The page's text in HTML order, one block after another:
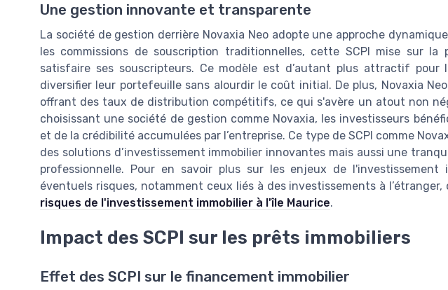
Une gestion innovante et transparente
La société de gestion derrière Novaxia Neo adopte une approche
les commissions de souscription traditionnelles, cette SCPI mise sur la
satisfaire ses souscripteurs. Ce modèle est d’autant plus attractif pour
diversifier leur portefeuille sans alourdir le coût initial. De plus, Novaxia
offrant des taux de distribution compétitifs, ce qui s'avère un atout non
choisissant une société de gestion comme Novaxia, les investisseurs
et de la crédibilité accumulées par l’entreprise. Ce type de SCPI comme
des solutions d’investissement immobilier innovantes mais aussi une
professionnelle. Pour en savoir plus sur les enjeux de l'investissement
éventuels risques, notamment ceux liés à des investissements à
risques de l'investissement immobilier à l'île Maurice.
Impact des SCPI sur les prêts immobiliers
Effet des SCPI sur le financement immobilier